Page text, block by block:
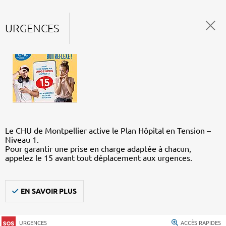
URGENCES
Le CHU de Montpellier active le Plan Hôpital en Tension –
Niveau 1.
Pour garantir une prise en charge adaptée à chacun,
appelez le 15 avant tout déplacement aux urgences.
EN SAVOIR PLUS
URGENCES ACCÈS RAPIDES